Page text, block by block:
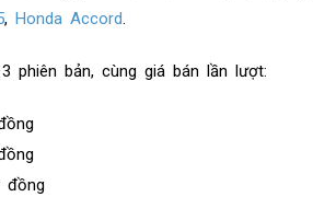
, Honda Accord.
phiên bản, cùng giá bán lần lượt:
đồng